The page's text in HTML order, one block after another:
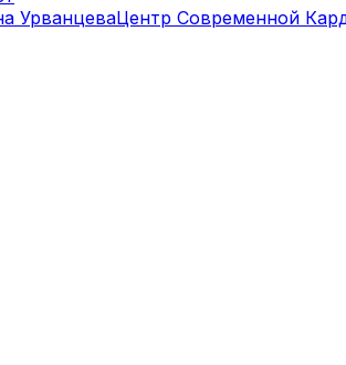
УрванцеваЦентр Современной